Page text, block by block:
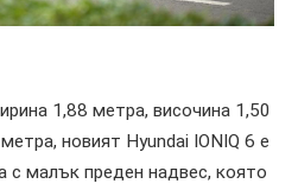
1,88 метра, височина 1,50
новият Hyundai IONIQ 6 е
с малък преден надвес, която